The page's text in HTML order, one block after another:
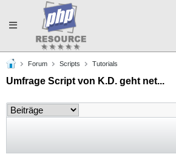
Toggle
navigation
Forum Scripts Tutorials
Umfrage Script von K.D. geht net...